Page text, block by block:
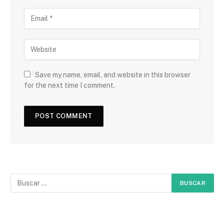
Save my name, email, and website in this browser
for the next time I comment.